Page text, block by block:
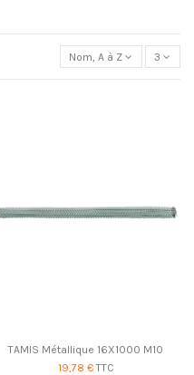
Nom, A à Z 3
TAMIS Métallique 16X1000 M10
19,78 €TTC